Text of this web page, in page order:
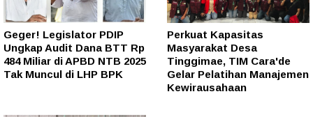
Geger! Legislator PDIP
Ungkap Audit Dana BTT Rp
484 Miliar di APBD NTB 2025
Tak Muncul di LHP BPK
Perkuat Kapasitas
Masyarakat Desa
Tinggimae, TIM Cara'de
Gelar Pelatihan Manajemen
Kewirausahaan